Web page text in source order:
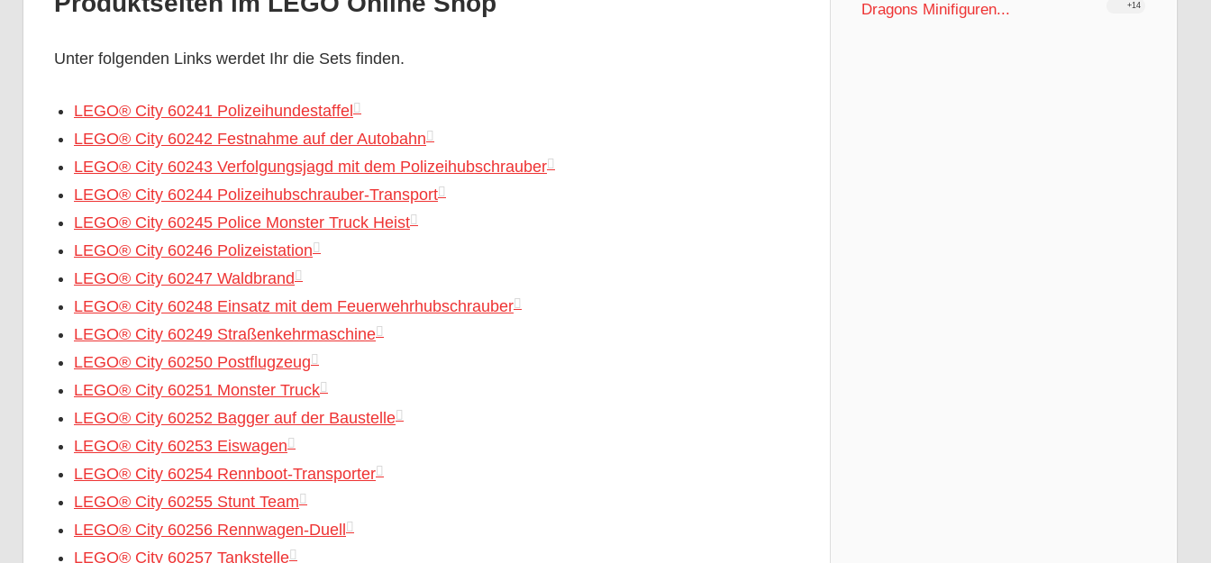
Unter folgenden Links werdet Ihr die Sets finden.
LEGO® City 60241 Polizeihundestaffel
LEGO® City 60242 Festnahme auf der Autobahn
LEGO® City 60243 Verfolgungsjagd mit dem Polizeihubschrauber
LEGO® City 60244 Polizeihubschrauber-Transport
LEGO® City 60245 Police Monster Truck Heist
LEGO® City 60246 Polizeistation
LEGO® City 60247 Waldbrand
LEGO® City 60248 Einsatz mit dem Feuerwehrhubschrauber
LEGO® City 60249 Straßenkehrmaschine
LEGO® City 60250 Postflugzeug
LEGO® City 60251 Monster Truck
LEGO® City 60252 Bagger auf der Baustelle
LEGO® City 60253 Eiswagen
LEGO® City 60254 Rennboot-Transporter
LEGO® City 60255 Stunt Team
LEGO® City 60256 Rennwagen-Duell
LEGO® City 60257 Tankstelle
Dragons Minifiguren...
+14